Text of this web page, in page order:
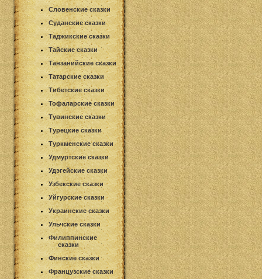
Словенские сказки
Суданские сказки
Таджикские сказки
Тайские сказки
Танзанийские сказки
Татарские сказки
Тибетские сказки
Тофаларские сказки
Тувинские сказки
Турецкие сказки
Туркменские сказки
Удмуртские сказки
Удэгейские сказки
Узбекские сказки
Уйгурские сказки
Украинские сказки
Ульчские сказки
Филиппинские
сказки
Финские сказки
Французские сказки